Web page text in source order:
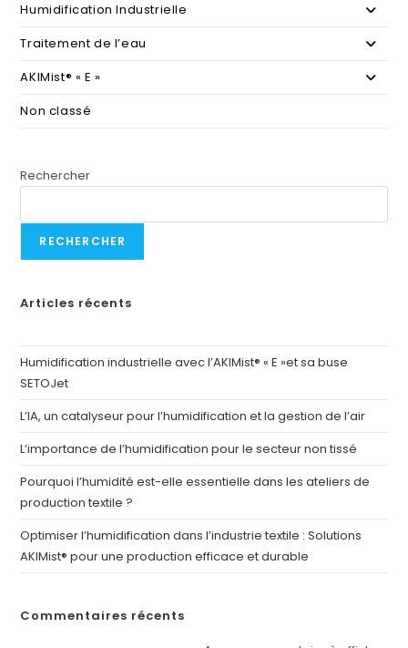
Humidification Industrielle
Traitement de l’eau
AKIMist® « E »
Non classé
Rechercher
RECHERCHER
Articles récents
Humidification industrielle avec l’AKIMist® « E »et sa buse
SETOJet
L’IA, un catalyseur pour l’humidification et la gestion de l’air
L’importance de l’humidification pour le secteur non tissé
Pourquoi l’humidité est-elle essentielle dans les ateliers de
production textile ?
Optimiser l’humidification dans l’industrie textile : Solutions
AKIMist® pour une production efficace et durable
Commentaires récents